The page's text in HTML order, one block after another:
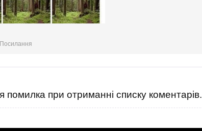
Посилання
помилка при отриманні списку коментарів.